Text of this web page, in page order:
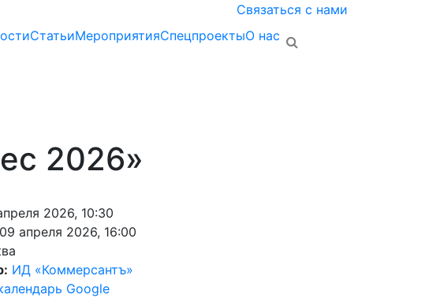
Связаться с нами
СтатьиМероприятияСпецпроектыО нас
2026»
2026, 10:30
09 апреля 2026, 16:00
ИД «Коммерсантъ»
Google